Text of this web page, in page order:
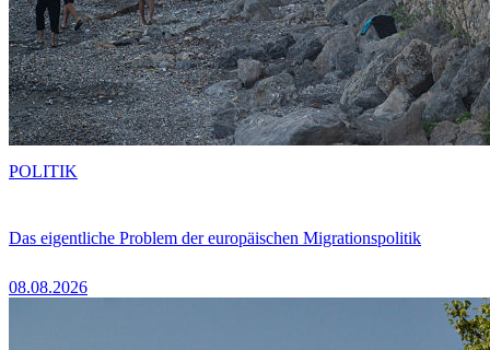
Das eigentliche Problem der europäischen Migrationspolitik
08.08.2026
POLITIK